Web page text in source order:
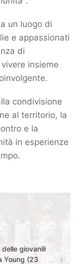
un luogo di
e appassionati
di
insieme
condivisione
al territorio, la
e la
in esperienze
giovanili
Young (23